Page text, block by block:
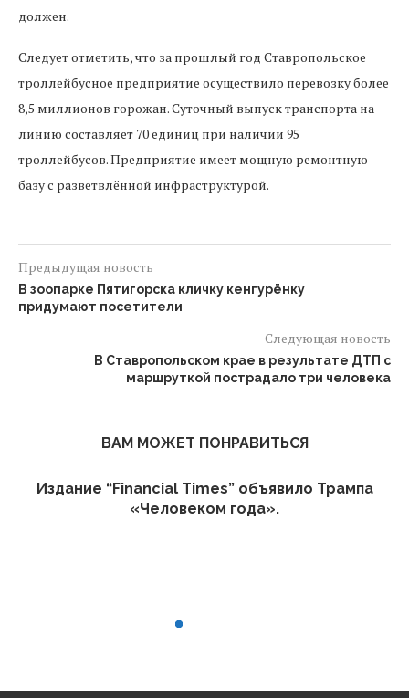
должен.
Следует отметить, что за прошлый год Ставропольское
троллейбусное предприятие осуществило перевозку более
8,5 миллионов горожан. Суточный выпуск транспорта на
линию составляет 70 единиц при наличии 95
троллейбусов. Предприятие имеет мощную ремонтную
базу с разветвлённой инфраструктурой.
Предыдущая новость
В зоопарке Пятигорска кличку кенгурёнку
придумают посетители
Следующая новость
В Ставропольском крае в результате ДТП с
маршруткой пострадало три человека
ВАМ МОЖЕТ ПОНРАВИТЬСЯ
Издание “Financial Times” объявило Трампа
«Человеком года».